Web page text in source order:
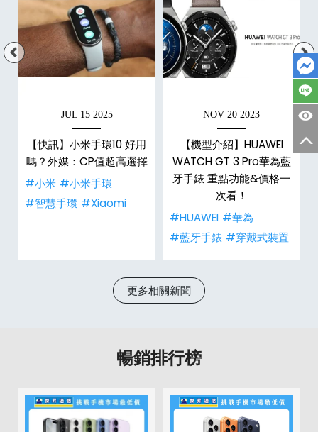
JUL 15 2025
【快訊】小米手環10 好用
嗎？外媒：CP值超高選擇
#小米 #小米手環
#智慧手環 #Xiaomi
NOV 20 2023
【機型介紹】HUAWEI
WATCH GT 3 Pro華為藍
牙手錶 重點功能&價格一
次看！
#HUAWEI #華為
#藍牙手錶 #穿戴式裝置
更多相關新聞
暢銷排行榜